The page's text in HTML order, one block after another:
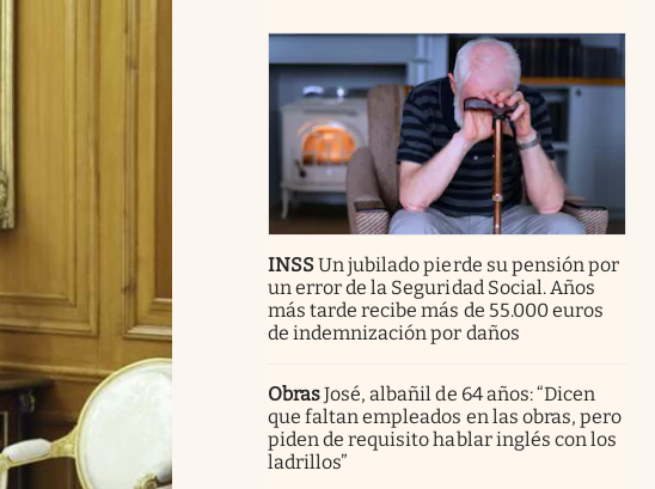
INSSUn jubilado pierde su pensión por
un error de la Seguridad Social. Años
más tarde recibe más de 55.000 euros
de indemnización por daños
ObrasJosé, albañil de 64 años: “Dicen
que faltan empleados en las obras, pero
piden de requisito hablar inglés con los
ladrillos”